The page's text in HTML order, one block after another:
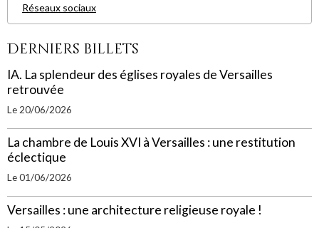
Réseaux sociaux
Derniers billets
IA. La splendeur des églises royales de Versailles
retrouvée
Le 20/06/2026
La chambre de Louis XVI à Versailles : une restitution
éclectique
Le 01/06/2026
Versailles : une architecture religieuse royale !